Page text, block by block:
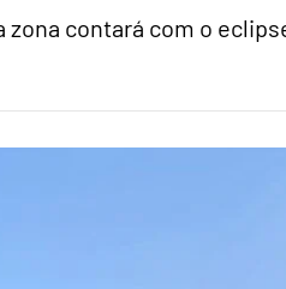
zona contará com o